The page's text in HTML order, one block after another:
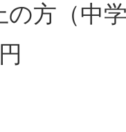
方（中